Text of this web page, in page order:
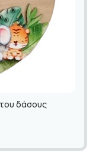
δάσους